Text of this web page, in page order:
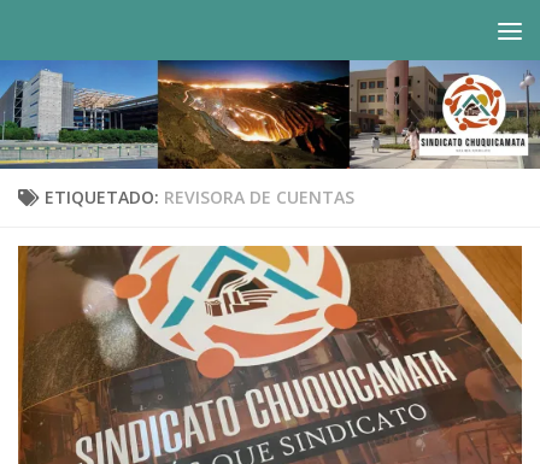
ETIQUETADO: REVISORA DE CUENTAS